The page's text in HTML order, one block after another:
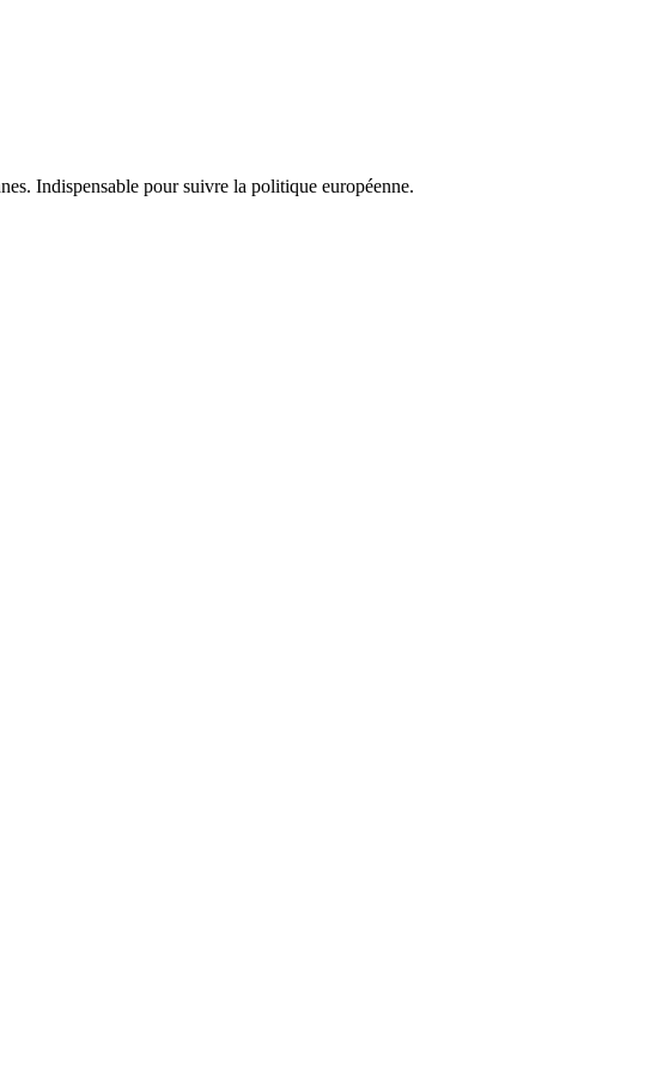
Indispensable pour suivre la politique européenne.